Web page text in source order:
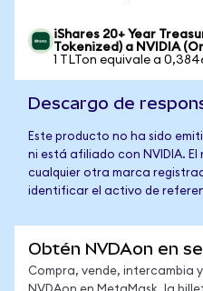
iShares 20+ Year
Tokenized) a NVIDIA
1 TLTon equivale a
Descargo de
Este producto no ha sido
ni está afiliado con NVIDIA. El
cualquier otra marca
identificar el activo de
Obtén NVDAon en
Compra, vende, intercambia